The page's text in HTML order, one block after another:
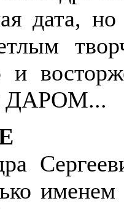
дата,
и
ДАРОМ...